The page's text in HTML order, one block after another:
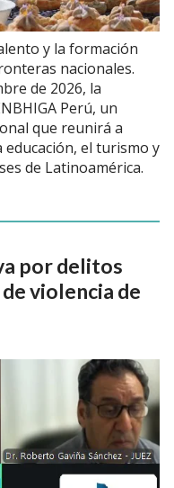
y la formación
nacionales.
de 2026, la
Perú, un
que reunirá a
el turismo y
de Latinoamérica.
por delitos
violencia de